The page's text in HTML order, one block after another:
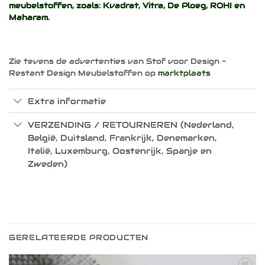
meubelstoffen, zoals: Kvadrat, Vitra, De Ploeg, ROHI en
Maharam.
Zie tevens de advertenties van Stof voor Design -
Restant Design Meubelstoffen op marktplaats
Extra informatie
VERZENDING / RETOURNEREN (Nederland,
België, Duitsland, Frankrijk, Denemarken,
Italië, Luxemburg, Oostenrijk, Spanje en
Zweden)
GERELATEERDE PRODUCTEN